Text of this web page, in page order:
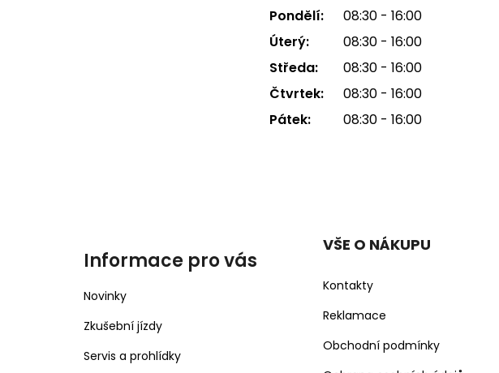
Pondělí:
08:30 - 16:00
Úterý:
08:30 - 16:00
Středa:
08:30 - 16:00
Čtvrtek:
08:30 - 16:00
Pátek:
08:30 - 16:00
Informace pro vás
Novinky
Zkušební jízdy
Servis a prohlídky
VŠE O NÁKUPU
Kontakty
Reklamace
Obchodní podmínky